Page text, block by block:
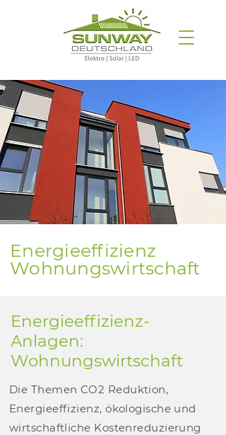
Energieeffizienz
Wohnungswirtschaft
Energieeffizienz-
Anlagen:
Wohnungswirtschaft
Die Themen CO2 Reduktion,
Energieeffizienz, ökologische und
wirtschaftliche Kostenreduzierung